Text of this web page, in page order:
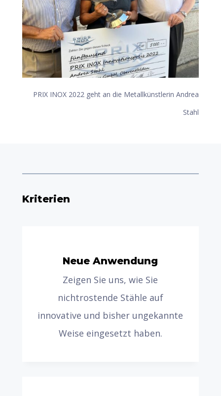
PRIX INOX 2022 geht an die Metallkünstlerin Andrea
Stahl
Kriterien
Neue Anwendung
Zeigen Sie uns, wie Sie
nichtrostende Stähle auf
innovative und bisher ungekannte
Weise eingesetzt haben.